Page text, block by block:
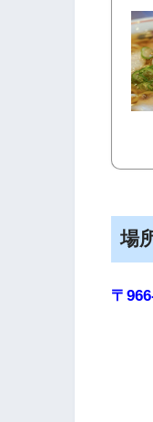
場
〒